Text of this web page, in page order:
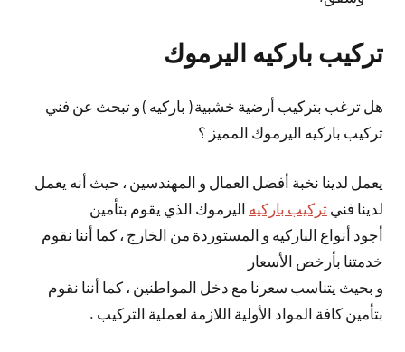
تركيب باركيه اليرموك
هل ترغب بتركيب أرضية خشبية ( باركيه ) و تبحث عن فني
تركيب باركيه اليرموك المميز ؟
يعمل لدينا نخبة أفضل العمال و المهندسين ، حيث أنه يعمل
لدينا فني تركيب باركيه اليرموك الذي يقوم بتأمين
أجود أنواع الباركيه و المستوردة من الخارج ، كما أننا نقوم
خدمتنا بأرخص الأسعار
و بحيث يتناسب سعرنا مع دخل المواطنين ، كما أننا نقوم
بتأمين كافة المواد الأولية اللازمة لعملية التركيب .